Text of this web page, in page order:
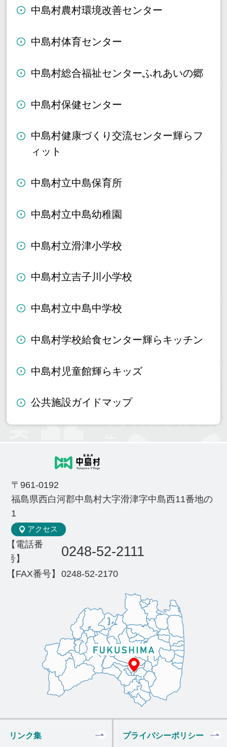
中島村農村環境改善センター
中島村体育センター
中島村総合福祉センターふれあいの郷
中島村保健センター
中島村健康づくり交流センター輝らフ
ィット
中島村立中島保育所
中島村立中島幼稚園
中島村立滑津小学校
中島村立吉子川小学校
中島村立中島中学校
中島村学校給食センター輝らキッチン
中島村児童館輝らキッズ
公共施設ガイドマップ
〒961-0192
福島県西白河郡中島村大字滑津字中島西11番地の
1
アクセス
【電話番
号】
0248-52-2111
【FAX番号】 0248-52-2170
リンク集 プライバシーポリシー